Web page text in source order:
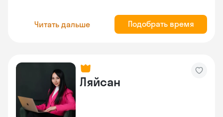
Читать дальше Подобрать время
Ляйсан